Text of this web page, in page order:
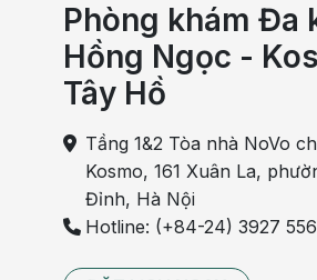
Phòng khám Đa
Hồng Ngọc -
Tây Hồ
Tầng 1&2 Tòa nhà NoVo
Kosmo, 161 Xuân La,
Đỉnh, Hà Nội
Hotline: (+84-24) 3927